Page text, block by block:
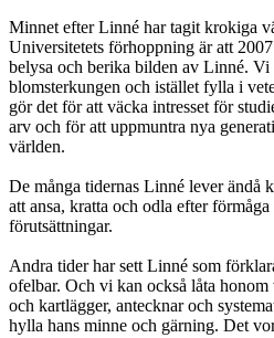
Minnet efter Linné har tagit krokiga
Universitetets förhoppning är att
belysa och berika bilden av Linné.
blomsterkungen och istället fylla i
gör det för att väcka intresset för
arv och för att uppmuntra nya
världen.
De många tidernas Linné lever ändå
att ansa, kratta och odla efter
förutsättningar.
Andra tider har sett Linné som
ofelbar. Och vi kan också låta
och kartlägger, antecknar och
hylla hans minne och gärning. Det